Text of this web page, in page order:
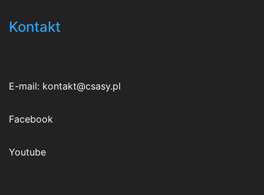
Kontakt
E-mail: kontakt@csasy.pl
Facebook
Youtube